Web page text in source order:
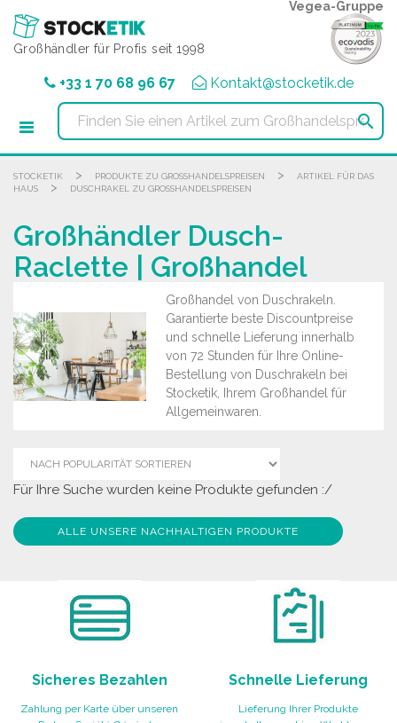
Großhändler für Profis seit 1998
Vegea-Gruppe
+33 1 70 68 96 67 Kontakt@stocketik.de

STOCKETIK > PRODUKTE ZU GROSSHANDELSPREISEN >
ARTIKEL FÜR DAS
HAUS
> DUSCHRAKEL ZU GROSSHANDELSPREISEN
Großhändler Dusch-
Raclette | Großhandel
Großhandel von Duschrakeln.
Garantierte beste Discountpreise
und schnelle Lieferung innerhalb
von 72 Stunden für Ihre Online-
Bestellung von Duschrakeln bei
Stocketik, Ihrem Großhandel für
Allgemeinwaren.
Für Ihre Suche wurden keine Produkte gefunden :/
ALLE UNSERE NACHHALTIGEN PRODUKTE
Sicheres Bezahlen
Zahlung per Karte über unseren
Schnelle Lieferung
Lieferung Ihrer Produkte